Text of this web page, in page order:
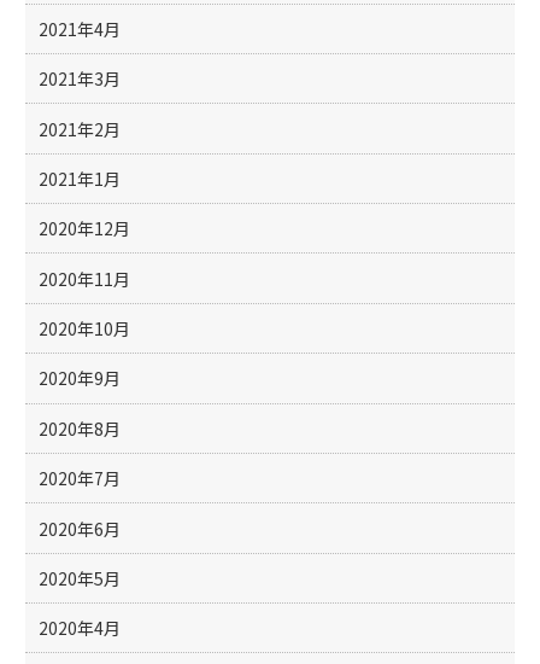
2021年4月
2021年3月
2021年2月
2021年1月
2020年12月
2020年11月
2020年10月
2020年9月
2020年8月
2020年7月
2020年6月
2020年5月
2020年4月